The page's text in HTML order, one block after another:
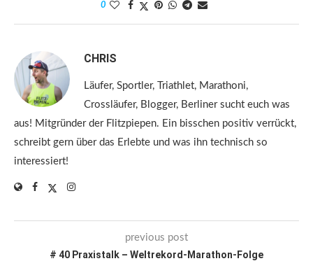
0
CHRIS
Läufer, Sportler, Triathlet, Marathoni,
Crossläufer, Blogger, Berliner sucht euch was
aus! Mitgründer der Flitzpiepen. Ein bisschen positiv verrückt,
schreibt gern über das Erlebte und was ihn technisch so
interessiert!
previous post
# 40 Praxistalk – Weltrekord-Marathon-Folge